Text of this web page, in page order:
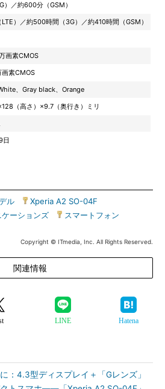
）／約600分（GSM）
）／約500時間（3G）／約410時間（GSM）
画素CMOS
素CMOS
、Gray black、Orange
（高さ）×9.7（奥行き）ミリ
日
ル Xperia A2 SO-04F
ーションズ
スマートフォン
Copyright © ITmedia, Inc. All Rights Reserved.
関連情報
LINE Hatena
：4.3型ディスプレイ＋「Gレンズ」